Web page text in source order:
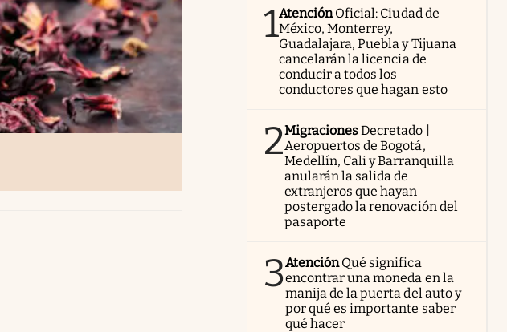
1AtenciónOficial: Ciudad de
México, Monterrey,
Guadalajara, Puebla y Tijuana
cancelarán la licencia de
conducir a todos los
conductores que hagan esto
2MigracionesDecretado |
Aeropuertos de Bogotá,
Medellín, Cali y Barranquilla
anularán la salida de
extranjeros que hayan
postergado la renovación del
pasaporte
3AtenciónQué significa
encontrar una moneda en la
manija de la puerta del auto y
por qué es importante saber
qué hacer